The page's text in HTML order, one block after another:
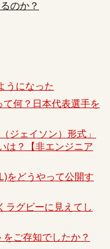
のか？
うになった
何？日本代表選手を
ジェイソン）形式」
は？【非エンジニア
をどうやって公開す
ラグビーに見えてし
をご存知でしたか？